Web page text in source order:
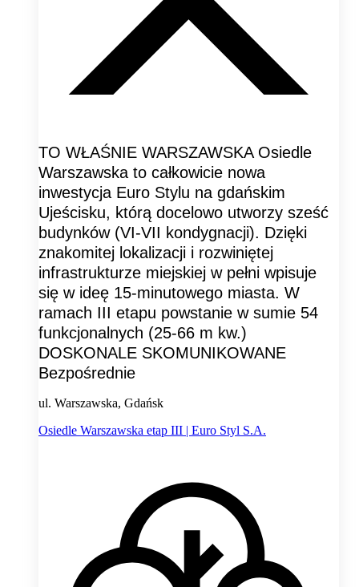
TO WŁAŚNIE WARSZAWSKA Osiedle
Warszawska to całkowicie nowa
inwestycja Euro Stylu na gdańskim
Ujeścisku, którą docelowo utworzy sześć
budynków (VI-VII kondygnacji). Dzięki
znakomitej lokalizacji i rozwiniętej
infrastrukturze miejskiej w pełni wpisuje
się w ideę 15-minutowego miasta. W
ramach III etapu powstanie w sumie 54
funkcjonalnych (25-66 m kw.)
DOSKONALE SKOMUNIKOWANE
Bezpośrednie
ul. Warszawska, Gdańsk
Osiedle Warszawska etap III | Euro Styl S.A.